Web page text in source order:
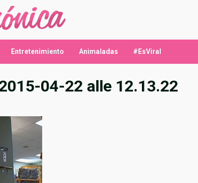
Entretenimiento Animaladas #EsViral
04-22 alle 12.13.22